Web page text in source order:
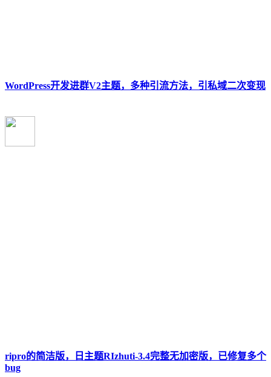
WordPress开发进群V2主题，多种引流方法，引私域二次变现
ripro的简洁版，日主题RIzhuti-3.4完整无加密版，已修复多个
bug